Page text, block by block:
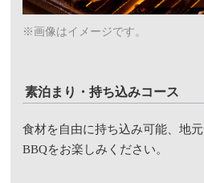
※画像はイメージです。
素泊まり・持ち込みコース
食材を自由に持ち込み可能、地
BBQをお楽しみください。